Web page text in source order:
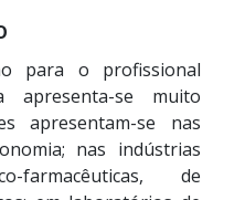
para o profissional
apresenta-se muito
apresentam-se nas
nas indústrias
farmacêuticas, de